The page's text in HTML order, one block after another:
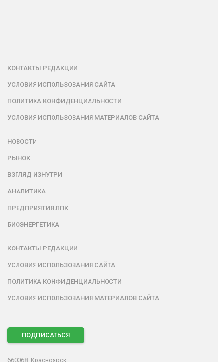
КОНТАКТЫ РЕДАКЦИИ
УСЛОВИЯ ИСПОЛЬЗОВАНИЯ САЙТА
ПОЛИТИКА КОНФИДЕНЦИАЛЬНОСТИ
УСЛОВИЯ ИСПОЛЬЗОВАНИЯ МАТЕРИАЛОВ САЙТА
НОВОСТИ
РЫНОК
ВЗГЛЯД ИЗНУТРИ
АНАЛИТИКА
ПРЕДПРИЯТИЯ ЛПК
БИОЭНЕРГЕТИКА
КОНТАКТЫ РЕДАКЦИИ
УСЛОВИЯ ИСПОЛЬЗОВАНИЯ САЙТА
ПОЛИТИКА КОНФИДЕНЦИАЛЬНОСТИ
УСЛОВИЯ ИСПОЛЬЗОВАНИЯ МАТЕРИАЛОВ САЙТА
ПОДПИСАТЬСЯ
660068, Красноярск